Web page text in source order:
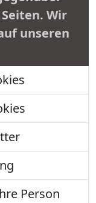
Wir
unseren
Person